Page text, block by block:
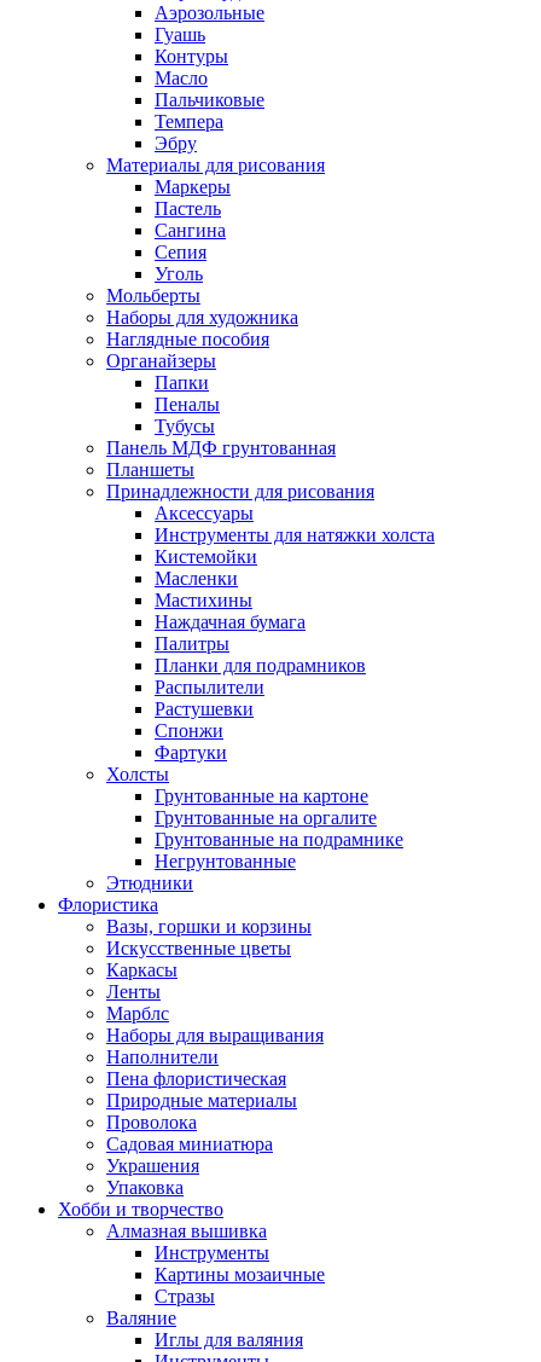
Аэрозольные
Гуашь
Контуры
Масло
Пальчиковые
Темпера
Эбру
Материалы для рисования
Маркеры
Пастель
Сангина
Сепия
Уголь
Мольберты
Наборы для художника
Наглядные пособия
Органайзеры
Папки
Пеналы
Тубусы
Панель МДФ грунтованная
Планшеты
Принадлежности для рисования
Аксессуары
Инструменты для натяжки холста
Кистемойки
Масленки
Мастихины
Наждачная бумага
Палитры
Планки для подрамников
Распылители
Растушевки
Спонжи
Фартуки
Холсты
Грунтованные на картоне
Грунтованные на оргалите
Грунтованные на подрамнике
Негрунтованные
Этюдники
Флористика
Вазы, горшки и корзины
Искусственные цветы
Каркасы
Ленты
Марблс
Наборы для выращивания
Наполнители
Пена флористическая
Природные материалы
Проволока
Садовая миниатюра
Украшения
Упаковка
Хобби и творчество
Алмазная вышивка
Инструменты
Картины мозаичные
Стразы
Валяние
Иглы для валяния